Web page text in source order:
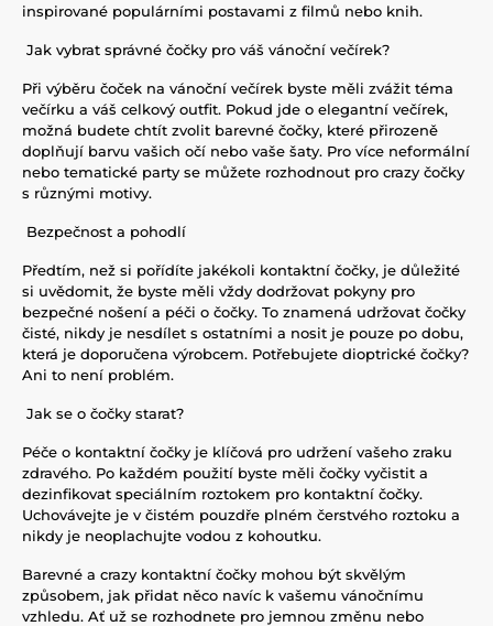
inspirované populárními postavami z filmů nebo knih.
Jak vybrat správné čočky pro váš vánoční večírek?
Při výběru čoček na vánoční večírek byste měli zvážit téma
večírku a váš celkový outfit. Pokud jde o elegantní večírek,
možná budete chtít zvolit barevné čočky, které přirozeně
doplňují barvu vašich očí nebo vaše šaty. Pro více neformální
nebo tematické party se můžete rozhodnout pro crazy čočky
s různými motivy.
Bezpečnost a pohodlí
Předtím, než si pořídíte jakékoli kontaktní čočky, je důležité
si uvědomit, že byste měli vždy dodržovat pokyny pro
bezpečné nošení a péči o čočky. To znamená udržovat čočky
čisté, nikdy je nesdílet s ostatními a nosit je pouze po dobu,
která je doporučena výrobcem. Potřebujete dioptrické čočky?
Ani to není problém.
Jak se o čočky starat?
Péče o kontaktní čočky je klíčová pro udržení vašeho zraku
zdravého. Po každém použití byste měli čočky vyčistit a
dezinfikovat speciálním roztokem pro kontaktní čočky.
Uchovávejte je v čistém pouzdře plném čerstvého roztoku a
nikdy je neoplachujte vodou z kohoutku.
Barevné a crazy kontaktní čočky mohou být skvělým
způsobem, jak přidat něco navíc k vašemu vánočnímu
vzhledu. Ať už se rozhodnete pro jemnou změnu nebo